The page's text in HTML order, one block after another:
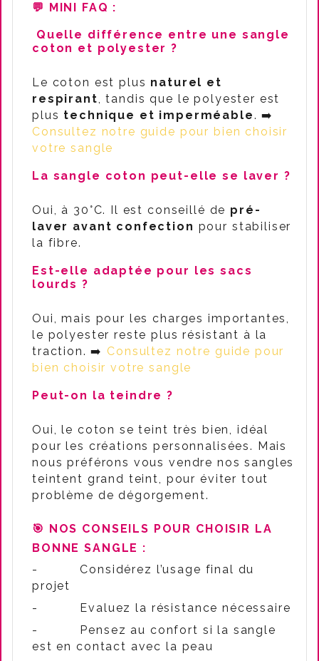
💬 MINI FAQ :
Quelle différence entre une sangle
coton et polyester ?
Le coton est plus naturel et
respirant, tandis que le polyester est
plus technique et imperméable. ➡️
Consultez notre guide pour bien choisir
votre sangle
La sangle coton peut-elle se laver ?
Oui, à 30°C. Il est conseillé de pré-
laver avant confection pour stabiliser
la fibre.
Est-elle adaptée pour les sacs
lourds ?
Oui, mais pour les charges importantes,
le polyester reste plus résistant à la
traction. ➡️ Consultez notre guide pour
bien choisir votre sangle
Peut-on la teindre ?
Oui, le coton se teint très bien, idéal
pour les créations personnalisées. Mais
nous préférons vous vendre nos sangles
teintent grand teint, pour éviter tout
problème de dégorgement.
🎯 NOS CONSEILS POUR CHOISIR LA
BONNE SANGLE :
-
Considérez l’usage final du
projet
-
Evaluez la résistance nécessaire
-
Pensez au confort si la sangle
est en contact avec la peau